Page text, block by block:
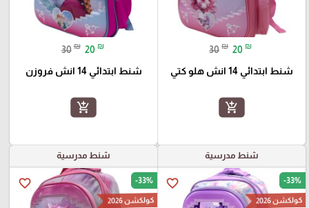
30 ₪ 20 ₪
شنط ابتدائي 14 انش هلو كتي
add_shopping_cart
30 ₪ 20 ₪
شنط ابتدائي 14 انش فروزن
add_shopping_cart
شنط مدرسية
favorite_border -33%
كولكشن 2026
شنط مدرسية
favorite_border -33%
كولكشن 2026